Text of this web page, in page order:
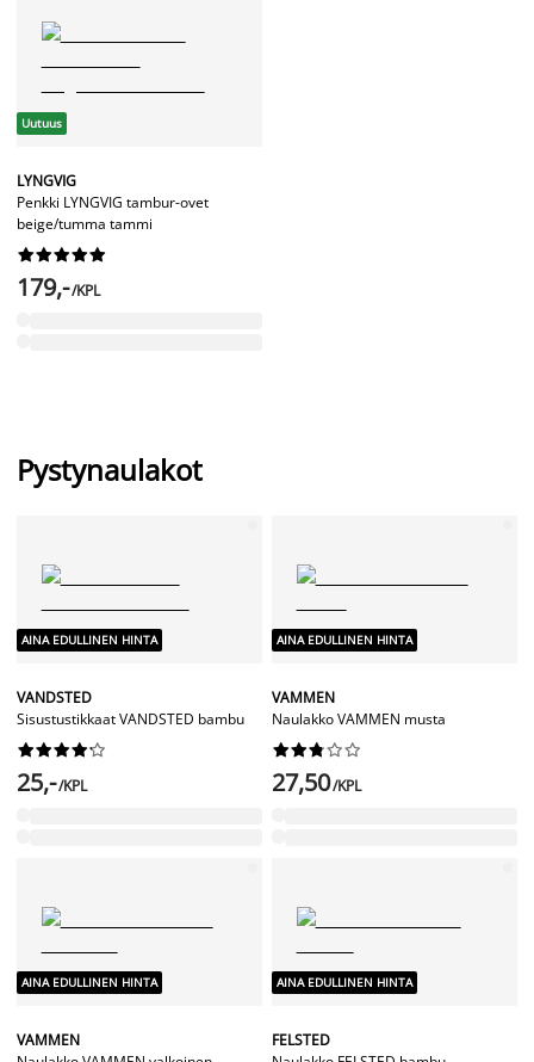
Uutuus
LYNGVIG
Penkki LYNGVIG tambur-ovet
beige/tumma tammi






179,-/KPL
Pystynaulakot
AINA EDULLINEN HINTA
VANDSTED
Sisustustikkaat VANDSTED bambu






25,-/KPL
AINA EDULLINEN HINTA
VAMMEN
Naulakko VAMMEN musta






27,50/KPL
AINA EDULLINEN HINTA
VAMMEN
AINA EDULLINEN HINTA
FELSTED